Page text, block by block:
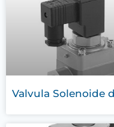
Valvula Solenoide